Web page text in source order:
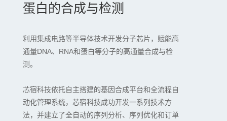
蛋白的合成与检测
利用集成电路等半导体技术开发分子芯片，赋能高
通量DNA、RNA和蛋白等分子的高通量合成与检
测。
芯宿科技依托自主搭建的基因合成平台和全流程自
动化管理系统，芯宿科技成功开发一系列技术方
法，并建立了全自动的序列分析、序列优化和订单